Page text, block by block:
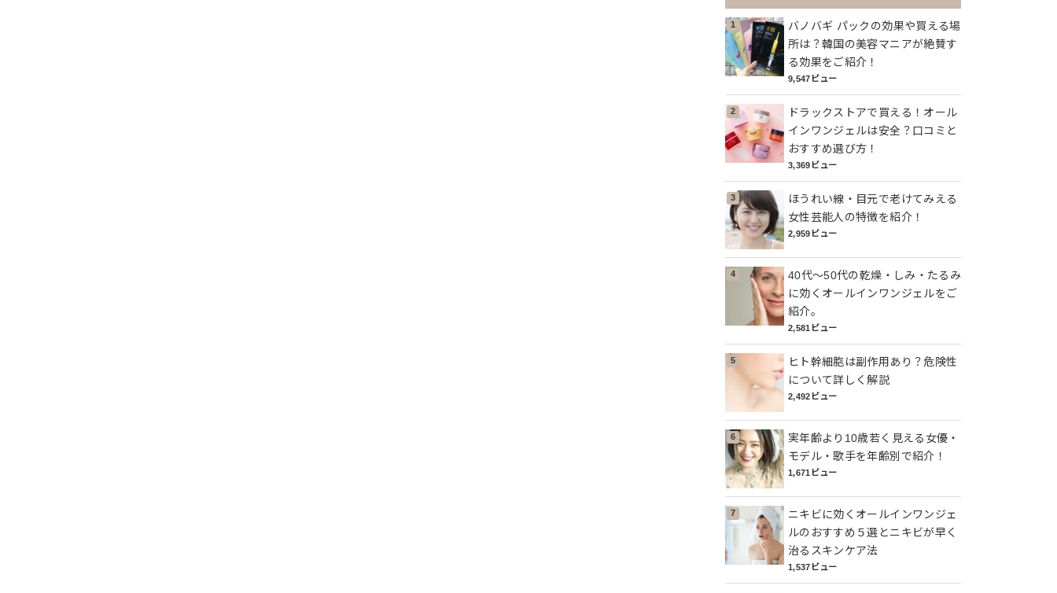
バノバギ パックの効果や買える場
所は？韓国の美容マニアが絶賛す
る効果をご紹介！
9,547ビュー
ドラックストアで買える！オール
インワンジェルは安全？口コミと
おすすめ選び方！
3,369ビュー
ほうれい線・目元で老けてみえる
女性芸能人の特徴を紹介！
2,959ビュー
40代～50代の乾燥・しみ・たるみ
に効くオールインワンジェルをご
紹介。
2,581ビュー
ヒト幹細胞は副作用あり？危険性
について詳しく解説
2,492ビュー
実年齢より10歳若く見える女優・
モデル・歌手を年齢別で紹介！
1,671ビュー
ニキビに効くオールインワンジェ
ルのおすすめ５選とニキビが早く
治るスキンケア法
1,537ビュー